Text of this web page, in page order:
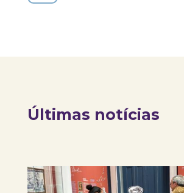
Últimas notícias